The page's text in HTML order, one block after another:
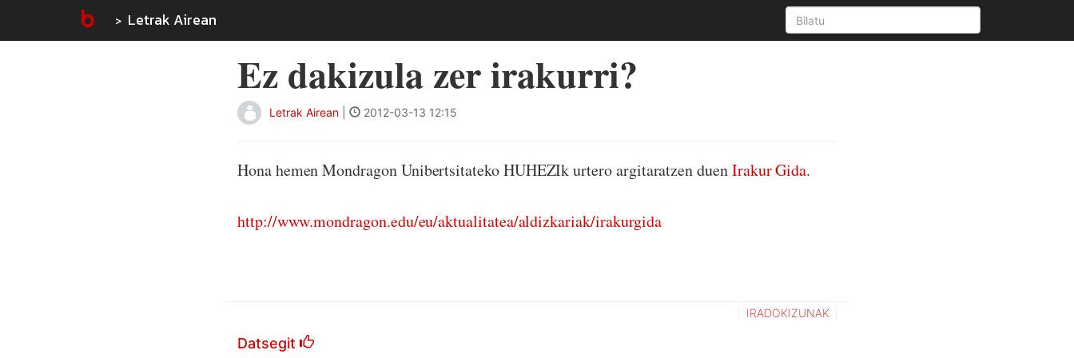
Letrak Airean
Ez dakizula zer irakurri?
Letrak Airean 2012-03-13 12:15
Hona hemen Mondragon Unibertsitateko HUHEZIk urtero argitaratzen duenIrakur Gida.
http://www.mondragon.edu/eu/aktualitatea/aldizkariak/irakurgida
Datsegit
IRADOKIZUNAK